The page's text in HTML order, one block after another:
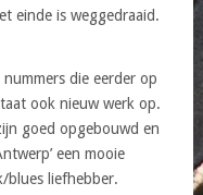
einde is weggedraaid.
nummers die eerder op
ook nieuw werk op.
goed opgebouwd en
een mooie
blues liefhebber.